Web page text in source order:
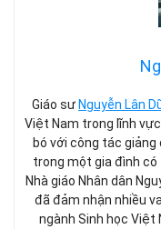
Giáo sư Nguyễn Lân
Việt Nam trong lĩnh
bó với công tác
trong một gia đình có
Nhà giáo Nhân dân
đã đảm nhận nhiều
ngành Sinh học Việt